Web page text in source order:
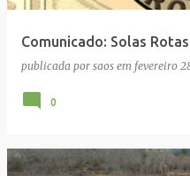
Comunicado: Solas
publicada por saos em fevereiro
0